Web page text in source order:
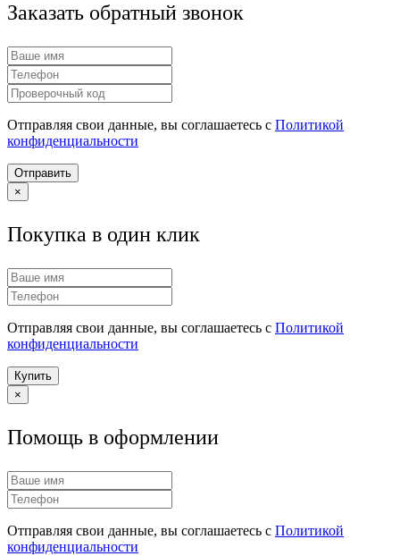
Заказать обратный звонок
Отправляя свои данные, вы соглашаетесь с Политикой
конфиденциальности
Отправить
×
Покупка в один клик
Отправляя свои данные, вы соглашаетесь с Политикой
конфиденциальности
Купить
×
Помощь в оформлении
Отправляя свои данные, вы соглашаетесь с Политикой
конфиденциальности